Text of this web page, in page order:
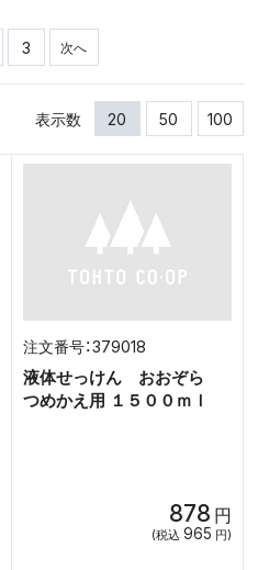
3 次へ
表示数 20 50 100
379018
液体せっけん おおぞら
つめかえ用 １５００ｍｌ
878 円
(税込 965 円)